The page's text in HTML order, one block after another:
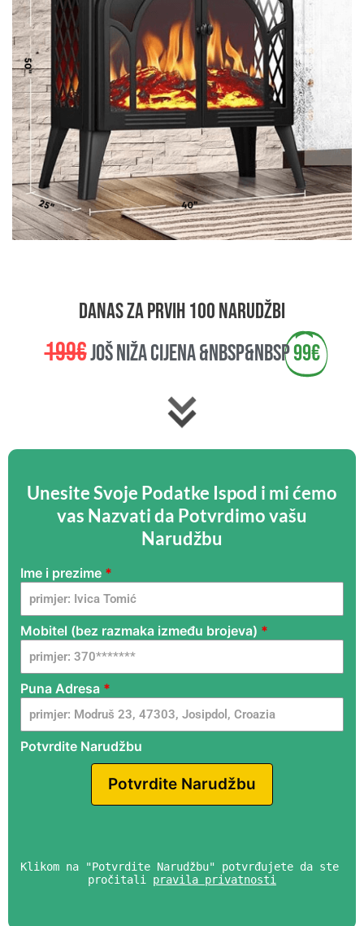
danas za prvih 100 narudžbi
199€još niža cijena &nbsp&nbsp99€
Unesite Svoje Podatke Ispod i mi ćemo
vas Nazvati da Potvrdimo vašu
Narudžbu
Fireplace
- HR - G
dg - UN
Ime i prezime *
Mobitel (bez razmaka između brojeva) *
Puna Adresa *
Potvrdite Narudžbu
Potvrdite Narudžbu
Klikom na "Potvrdite Narudžbu" potvrđujete da ste
pročitali pravila privatnosti